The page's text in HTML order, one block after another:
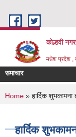
कोल्हवी
मधेश प्रदेश ,
समाचार
You are
Home » हार्दिक शुभकामना
हार्दिक